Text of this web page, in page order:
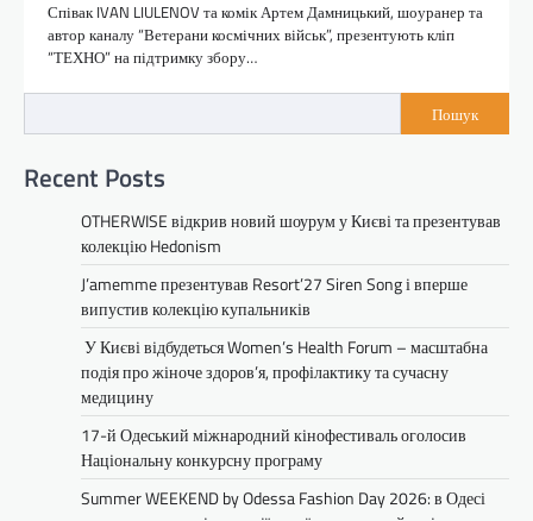
Співак IVAN LIULENOV та комік Артем Дамницький, шоуранер та
автор каналу “Ветерани космічних військ”, презентують кліп
“ТЕХНО” на підтримку збору…
Пошук
Recent Posts
OTHERWISE відкрив новий шоурум у Києві та презентував
колекцію Hedonism
J’amemme презентував Resort’27 Siren Song і вперше
випустив колекцію купальників
У Києві відбудеться Women’s Health Forum – масштабна
подія про жіноче здоров’я, профілактику та сучасну
медицину
17-й Одеський міжнародний кінофестиваль оголосив
Національну конкурсну програму
Summer WEEKEND by Odessa Fashion Day 2026: в Одесі